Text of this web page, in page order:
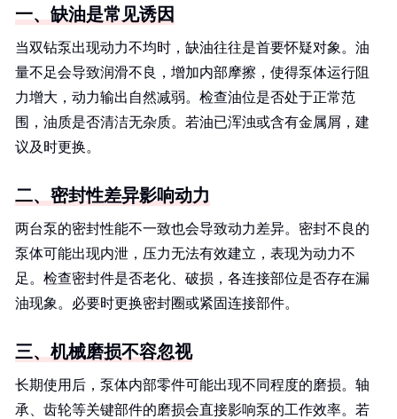
一、缺油是常见诱因
当双钻泵出现动力不均时，缺油往往是首要怀疑对象。油
量不足会导致润滑不良，增加内部摩擦，使得泵体运行阻
力增大，动力输出自然减弱。检查油位是否处于正常范
围，油质是否清洁无杂质。若油已浑浊或含有金属屑，建
议及时更换。
二、密封性差异影响动力
两台泵的密封性能不一致也会导致动力差异。密封不良的
泵体可能出现内泄，压力无法有效建立，表现为动力不
足。检查密封件是否老化、破损，各连接部位是否存在漏
油现象。必要时更换密封圈或紧固连接部件。
三、机械磨损不容忽视
长期使用后，泵体内部零件可能出现不同程度的磨损。轴
承、齿轮等关键部件的磨损会直接影响泵的工作效率。若